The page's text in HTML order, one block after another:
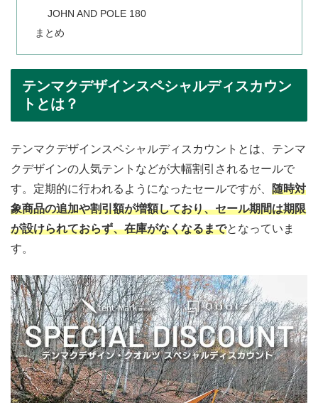
JOHN AND POLE 180
まとめ
テンマクデザインスペシャルディスカウン
トとは？
テンマクデザインスペシャルディスカウントとは、テンマ
クデザインの人気テントなどが大幅割引されるセールで
す。定期的に行われるようになったセールですが、 随時対
象商品の追加や割引額が増額しており、セール期間は期限
が設けられておらず、在庫がなくなるまでとなっていま
す。